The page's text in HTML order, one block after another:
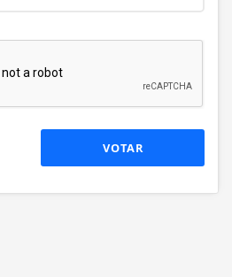
VOTAR